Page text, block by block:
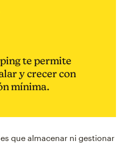
te permite
y crecer con
mínima.
que almacenar ni gestionar